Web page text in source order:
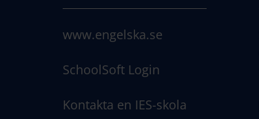
www.engelska.se
SchoolSoft Login
Kontakta en IES-skola